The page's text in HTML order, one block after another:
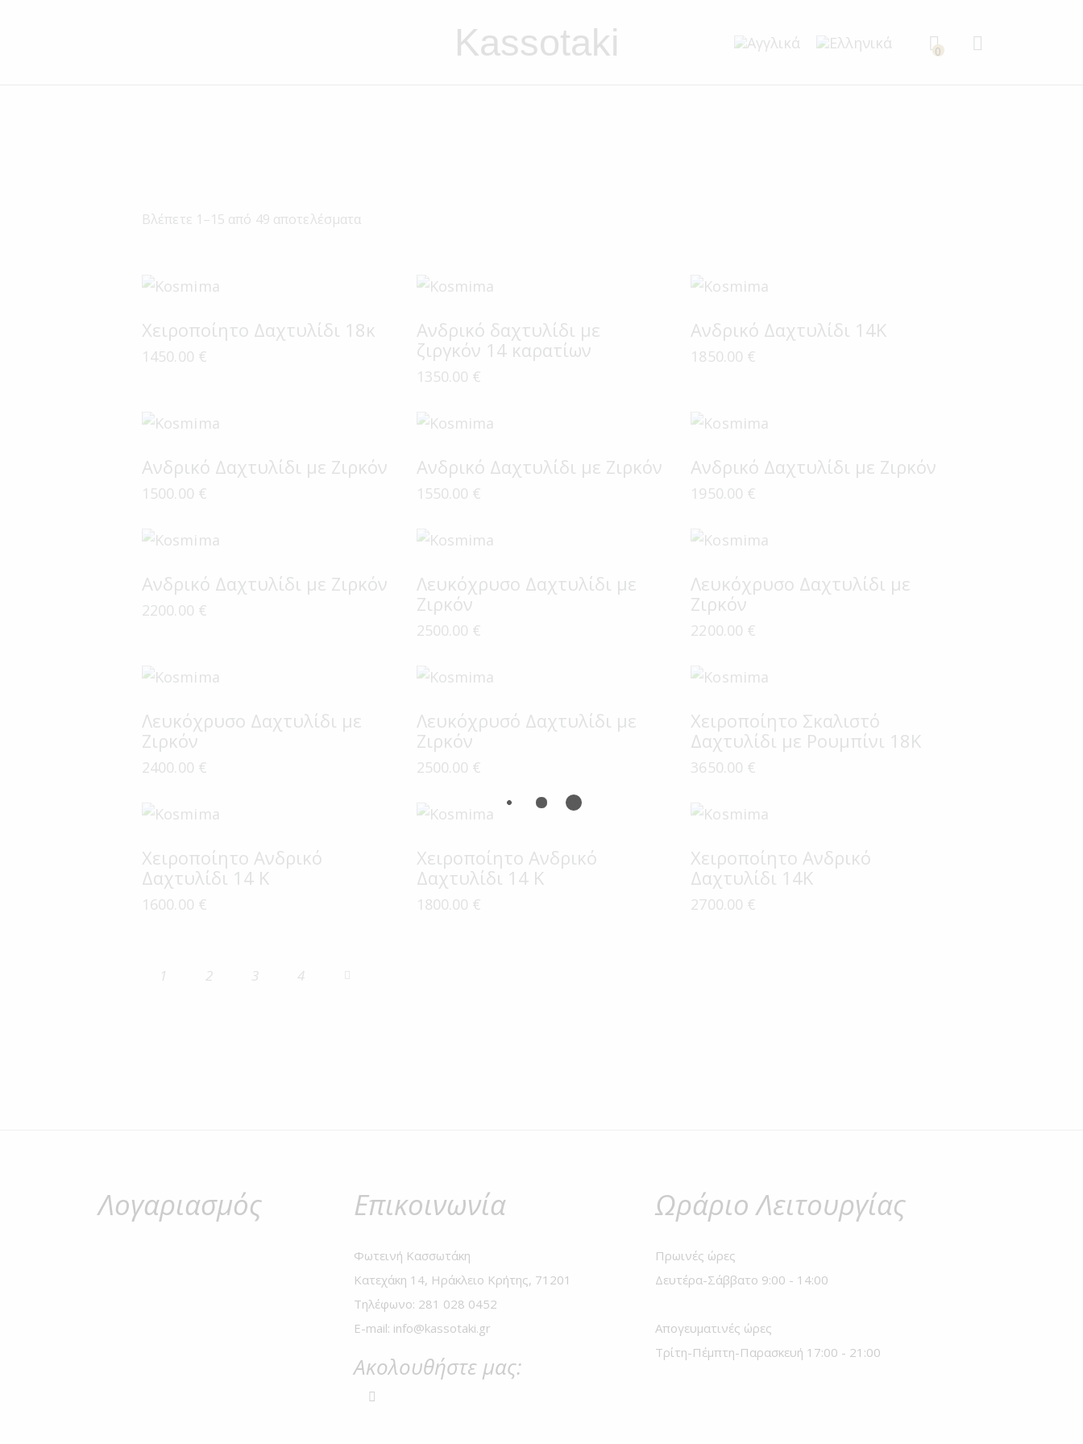
Kassotaki 0
Βλέπετε 1–15 από 49 αποτελέσματα
Χειροποίητο Δαχτυλίδι 18κ
1450.00 €
Ανδρικό δαχτυλίδι με
ζιργκόν 14 καρατίων
1350.00 €
Ανδρικό Δαχτυλίδι 14Κ
1850.00 €
Ανδρικό Δαχτυλίδι με Ζιρκόν
1500.00 €
Ανδρικό Δαχτυλίδι με Ζιρκόν
1550.00 €
Ανδρικό Δαχτυλίδι με Ζιρκόν
1950.00 €
Ανδρικό Δαχτυλίδι με Ζιρκόν
2200.00 €
Λευκόχρυσο Δαχτυλίδι με
Ζιρκόν
2500.00 €
Λευκόχρυσο Δαχτυλίδι με
Ζιρκόν
2200.00 €
Λευκόχρυσο Δαχτυλίδι με
Ζιρκόν
2400.00 €
Λευκόχρυσό Δαχτυλίδι με
Ζιρκόν
2500.00 €
Χειροποίητο Σκαλιστό
Δαχτυλίδι με Ρουμπίνι 18Κ
3650.00 €
Χειροποίητο Ανδρικό
Δαχτυλίδι 14 Κ
1600.00 €
Χειροποίητο Ανδρικό
Δαχτυλίδι 14 Κ
1800.00 €
Χειροποίητο Ανδρικό
Δαχτυλίδι 14Κ
2700.00 €
1 2 3 4
Λογαριασμός Επικοινωνία
Φωτεινή Κασσωτάκη
Κατεχάκη 14, Ηράκλειο Κρήτης, 71201
Τηλέφωνο: 281 028 0452
E-mail: info@kassotaki.gr
Ακολουθήστε μας:
Ωράριο Λειτουργίας
Πρωινές ώρες
Δευτέρα-Σάββατο 9:00 - 14:00
Απογευματινές ώρες
Τρίτη-Πέμπτη-Παρασκευή 17:00 - 21:00